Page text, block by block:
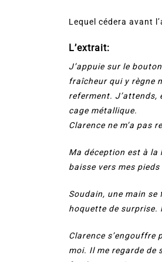
Lequel cédera avant
L’extrait:
J’appuie sur le
fraîcheur qui y règne
referment. J’attends,
cage métallique.
Clarence ne m’a pas
Ma déception est à
baisse vers mes
Soudain, une main
hoquette de surprise.
Clarence s’engouffre
moi. Il me regarde de